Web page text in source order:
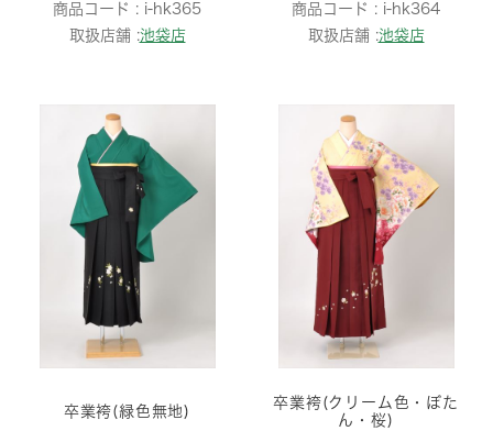
商品コード : i-hk365
取扱店舗 :池袋店
商品コード : i-hk364
取扱店舗 :池袋店
卒業袴(緑色無地)
卒業袴(クリーム色・ぼた
ん・桜)